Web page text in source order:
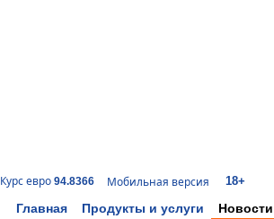
Курс евро 94.8366 Мобильная версия 18+
Главная Продукты и услуги Новости